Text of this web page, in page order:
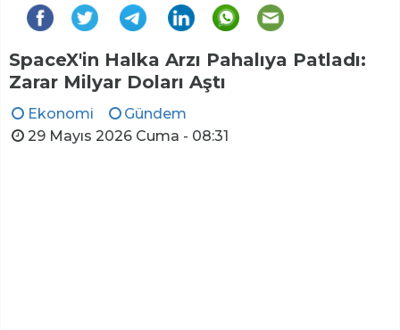
SpaceX'in Halka Arzı Pahalıya Patladı:
Zarar Milyar Doları Aştı
Ekonomi
Gündem
29 Mayıs 2026 Cuma - 08:31